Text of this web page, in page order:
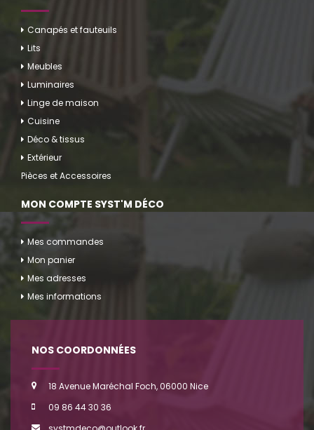
Canapés et fauteuils
Lits
Meubles
Luminaires
Linge de maison
Cuisine
Déco & tissus
Extérieur
Pièces et Accessoires
MON COMPTE SYST'M DÉCO
Mes commandes
Mon panier
Mes adresses
Mes informations
NOS COORDONNÉES
18 Avenue Maréchal Foch, 06000 Nice
09 86 44 30 36